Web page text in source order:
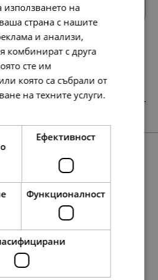
177.98 лв.
498.74 лв.
SALE
на
страна с нашите
и анализи,
комбинират с друга
сте им
която са събрали от
на техните услуги.
Ефективност
Функционалност